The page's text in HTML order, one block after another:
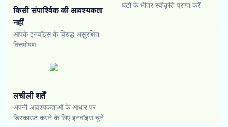
किसी संपार्श्विक की आवश्यकता
नहीं
आपके इनवॉइस के विरुद्ध असुरक्षित
वित्तपोषण
घंटों के भीतर स्वीकृति प्राप्त करें
लचीली शर्तें
अपनी आवश्यकताओं के आधार पर
डिस्काउंट करने के लिए इनवॉइस चुनें